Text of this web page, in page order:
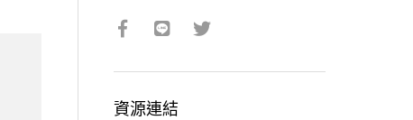
資源連結